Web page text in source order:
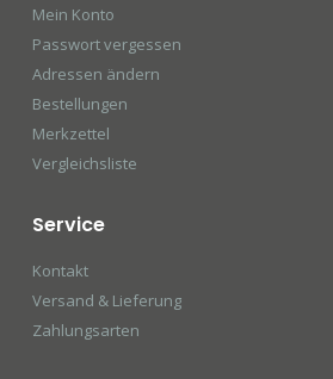
Mein Konto
Passwort vergessen
Adressen ändern
Bestellungen
Merkzettel
Vergleichsliste
Service
Kontakt
Versand & Lieferung
Zahlungsarten